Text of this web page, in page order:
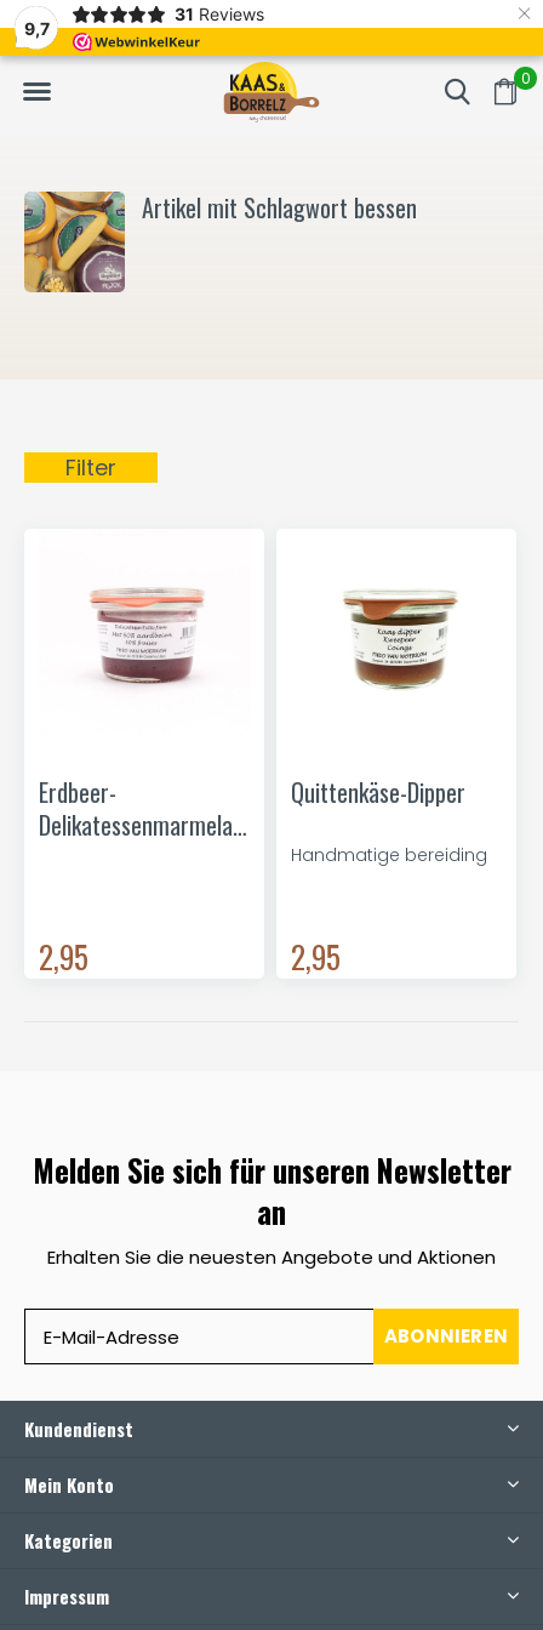
9,7
31 Reviews ×
0
Frisch geschnitten und vakuumverpackt. Meistens Lieferung
Artikel mit Schlagwort bessen
Filter
Erdbeer-
Delikatessenmarmelade
2,95
Quittenkäse-Dipper
Handmatige bereiding
2,95
Melden Sie sich für unseren Newsletter
an
Erhalten Sie die neuesten Angebote und Aktionen
ABONNIEREN
Kundendienst
Mein Konto
Kategorien
Impressum